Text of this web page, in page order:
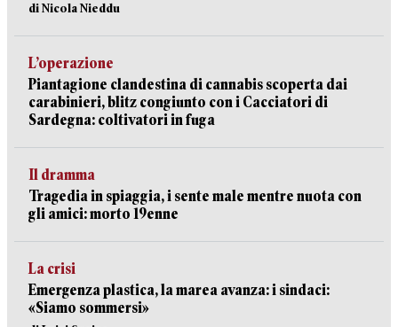
di Nicola Nieddu
L’operazione
Piantagione clandestina di cannabis scoperta dai
carabinieri, blitz congiunto con i Cacciatori di
Sardegna: coltivatori in fuga
Il dramma
Tragedia in spiaggia, i sente male mentre nuota con
gli amici: morto 19enne
La crisi
Emergenza plastica, la marea avanza: i sindaci:
«Siamo sommersi»